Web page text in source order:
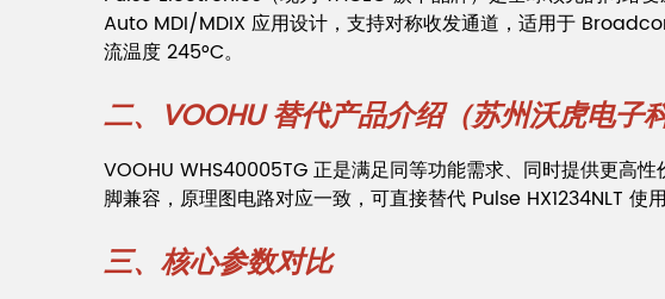
Auto MDI/MDIX 应用设计，支持对称收发通道，适用于
流温度 245°C。
二、VOOHU 替代产品介绍（苏州沃虎电子
VOOHU WHS40005TG 正是满足同等功能需求、同时提供更高
脚兼容，原理图电路对应一致，可直接替代 Pulse HX1234NLT 使用
三、核心参数对比